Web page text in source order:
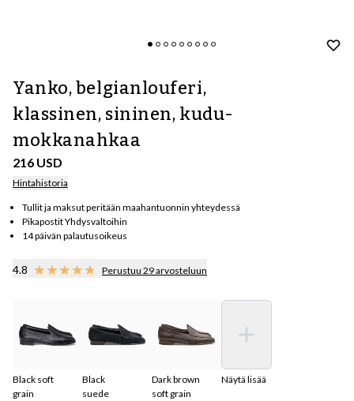
Yanko, belgianlouferi,
klassinen, sininen, kudu-
mokkanahkaa
216 USD
Hintahistoria
Tullit ja maksut peritään maahantuonnin yhteydessä
Pikapostit Yhdysvaltoihin
14 päivän palautusoikeus
4.8 Perustuu 29 arvosteluun
Black soft
grain
Black
suede
Dark brown
soft grain
Näytä lisää